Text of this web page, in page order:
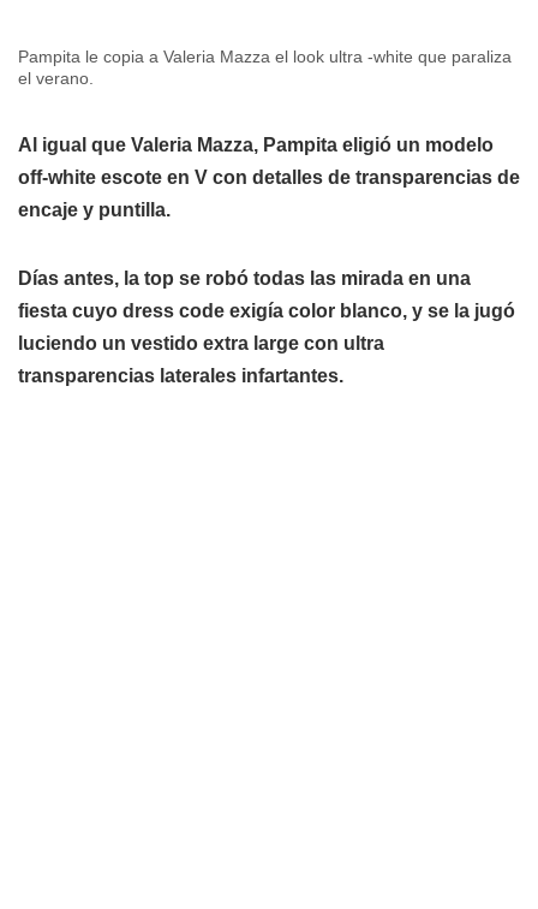
Pampita le copia a Valeria Mazza el look ultra -white que paraliza
el verano.
Al igual que Valeria Mazza, Pampita eligió un modelo
off-white escote en V con detalles de transparencias de
encaje y puntilla.
Días antes, la top se robó todas las mirada en una
fiesta cuyo dress code exigía color blanco, y se la jugó
luciendo un vestido extra large con ultra
transparencias laterales infartantes.